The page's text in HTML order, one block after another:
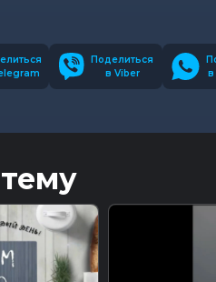
Поделиться
в Viber
в